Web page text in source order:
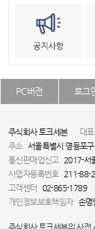
PC버전 로그인
주식회사 토크세븐 대
주소 서울특별시 영등포
통신판매업신고 2017-서
사업자등록번호 211-88-
고객센터 02-865-1789
개인정보보호책임자 손
주식회사 토크세븐의 사전